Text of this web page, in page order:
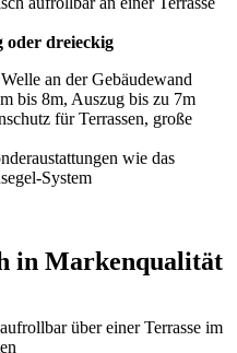
oder dreieckig
an der Gebäudewand
bis 8m, Auszug bis zu 7m
für Terrassen, große
wie das
System
in Markenqualität